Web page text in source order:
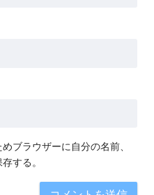
ブラウザーに自分の名前、
する。